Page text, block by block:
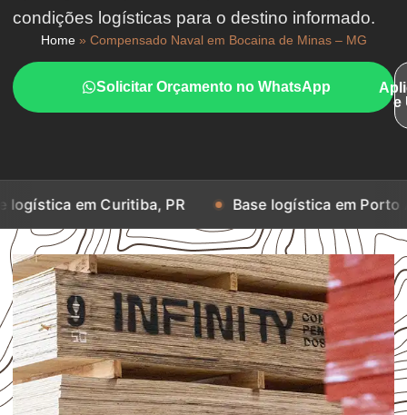
condições logísticas para o destino informado.
Home» Compensado Naval em Bocaina de Minas – MG
Solicitar Orçamento no WhatsApp
e
Curitiba, PR Base logística em Porto Alegre, RS